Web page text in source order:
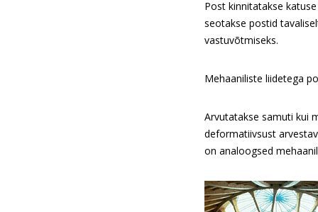
Post kinnitatakse
seotakse postid
vastuvõtmiseks.
Mehaaniliste liidetega
Arvutatakse samuti kui
deformatiivsust
on analoogsed